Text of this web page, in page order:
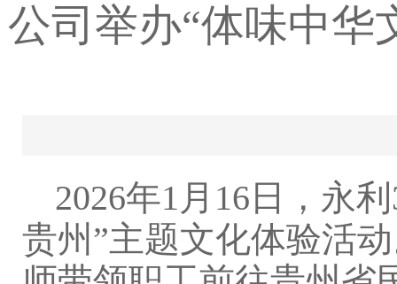
公司举办“体味中华
2026年1月16日，永
贵州”主题文化体验活